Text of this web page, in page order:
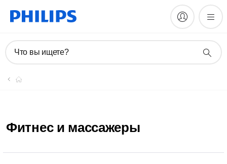
Что вы ищете?
Фитнес и массажеры